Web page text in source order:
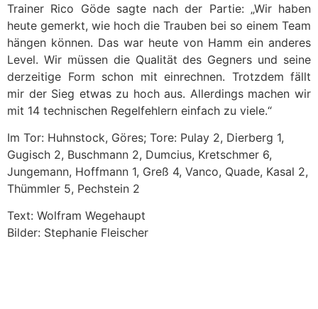
Trainer Rico Göde sagte nach der Partie: „Wir haben
heute gemerkt, wie hoch die Trauben bei so einem Team
hängen können. Das war heute von Hamm ein anderes
Level. Wir müssen die Qualität des Gegners und seine
derzeitige Form schon mit einrechnen. Trotzdem fällt
mir der Sieg etwas zu hoch aus. Allerdings machen wir
mit 14 technischen Regelfehlern einfach zu viele.“
Im Tor: Huhnstock, Göres; Tore: Pulay 2, Dierberg 1,
Gugisch 2, Buschmann 2, Dumcius, Kretschmer 6,
Jungemann, Hoffmann 1, Greß 4, Vanco, Quade, Kasal 2,
Thümmler 5, Pechstein 2
Text: Wolfram Wegehaupt
Bilder: Stephanie Fleischer